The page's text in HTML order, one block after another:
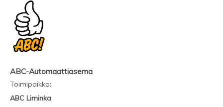
ABC-Automaattiasema
Toimipaikka:
ABC Liminka